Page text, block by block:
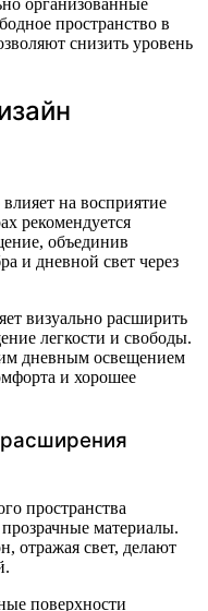
пространство в
снизить уровень
на восприятие
рекомендуется
объединив
и дневной свет через
визуально расширить
легкости и свободы.
дневным освещением
и хорошее
пространства
материалы.
отражая свет, делают
поверхности